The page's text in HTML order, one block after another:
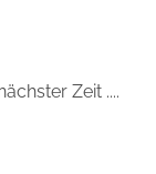
Zeit ....